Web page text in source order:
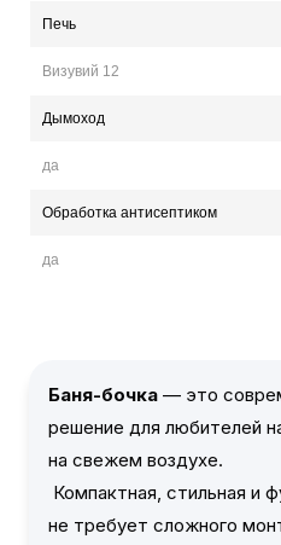
Печь
Визувий 12
Дымоход
да
Обработка антисептиком
да
Баня-бочка — это
решение для любителей
на свежем воздухе.
Компактная, стильная и
не требует сложного